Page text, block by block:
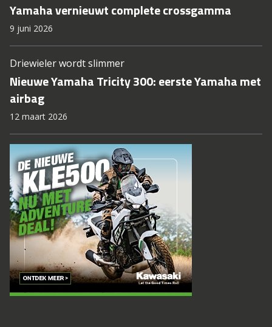
Yamaha vernieuwt complete crossgamma
9 juni 2026
Driewieler wordt slimmer
Nieuwe Yamaha Tricity 300: eerste Yamaha met
airbag
12 maart 2026